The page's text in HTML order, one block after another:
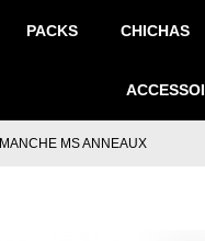
PACKS CHICHAS
MANCHE MS ANNEAUX